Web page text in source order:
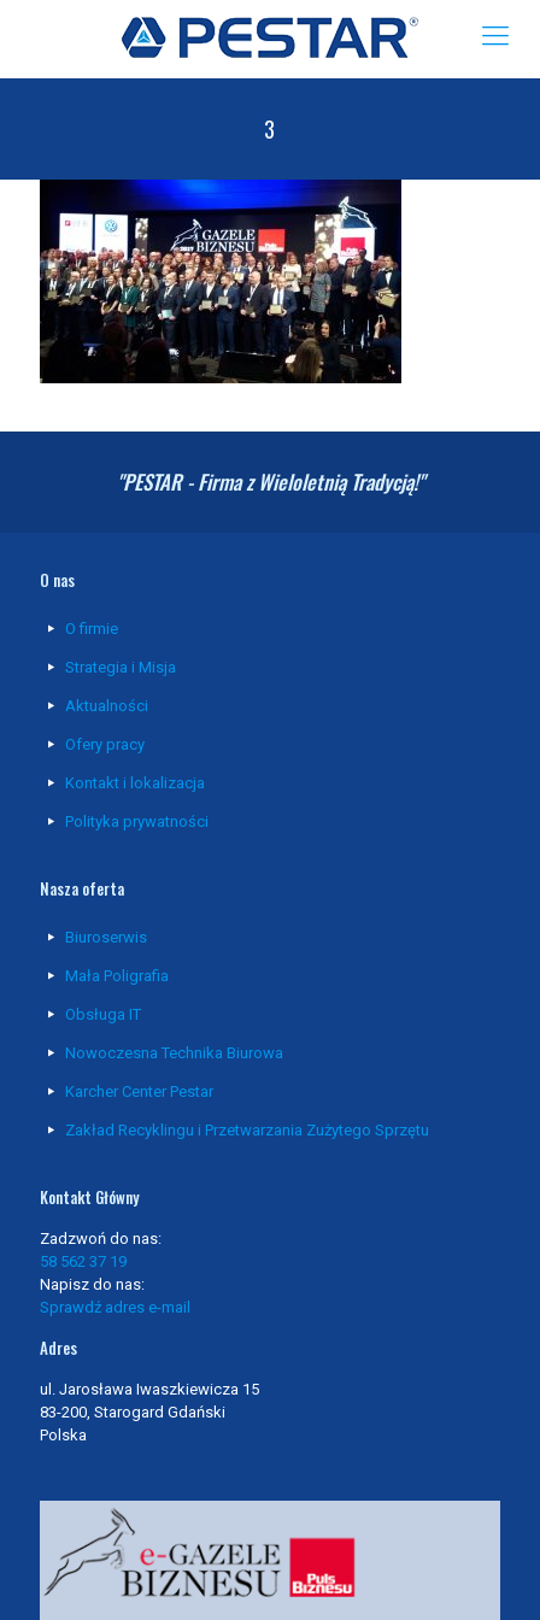
3
"PESTAR - Firma z Wieloletnią Tradycją!"
O nas
O firmie
Strategia i Misja
Aktualności
Ofery pracy
Kontakt i lokalizacja
Polityka prywatności
Nasza oferta
Biuroserwis
Mała Poligrafia
Obsługa IT
Nowoczesna Technika Biurowa
Karcher Center Pestar
Zakład Recyklingu i Przetwarzania Zużytego Sprzętu
Kontakt Główny
Zadzwoń do nas:
58 562 37 19
Napisz do nas:
Sprawdź adres e-mail
Adres
ul. Jarosława Iwaszkiewicza 15
83-200, Starogard Gdański
Polska